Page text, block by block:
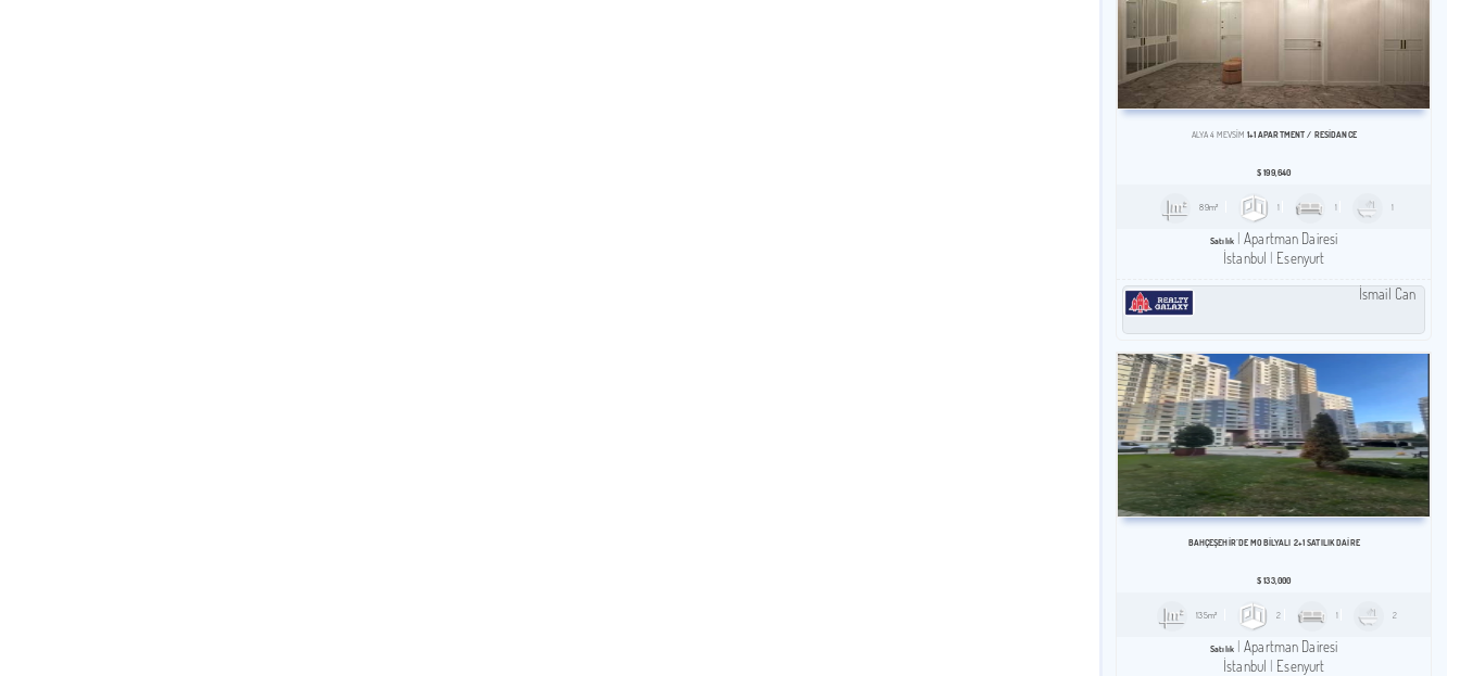
ALYA 4 MEVSİM 1+1 APARTMENT / RESİDANCE
$199,640
89m² 1 1 1
Satılık
Apartman Dairesi
İstanbul
Esenyurt
İsmail Can
BAHÇEŞEHIR`DE MOBILYALI 2+1 SATILIK DAIRE
$133,000
135m² 2 1 2
Satılık
Apartman Dairesi
İstanbul
Esenyurt